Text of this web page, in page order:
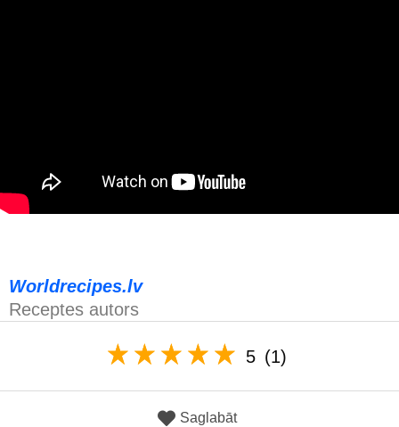
Worldrecipes.lv
Receptes autors
5 (1)
Saglabāt